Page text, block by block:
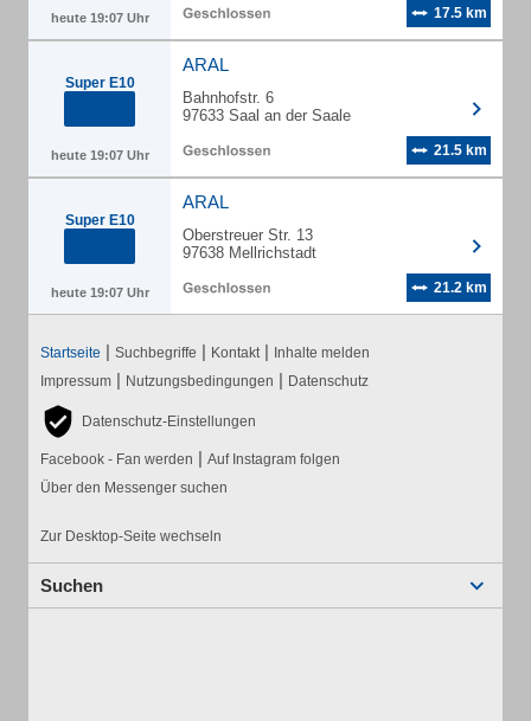
heute 19:07 Uhr 17.5 km
Super E10
heute 19:07 Uhr
ARAL
Bahnhofstr. 6
97633 Saal an der Saale
21.5 km
Super E10
heute 19:07 Uhr
ARAL
Oberstreuer Str. 13
97638 Mellrichstadt
21.2 km
Startseite | Suchbegriffe | Kontakt | Inhalte melden
Impressum | Nutzungsbedingungen | Datenschutz
Datenschutz-Einstellungen
Facebook - Fan werden | Auf Instagram folgen
Über den Messenger suchen
Zur Desktop-Seite wechseln
Suchen